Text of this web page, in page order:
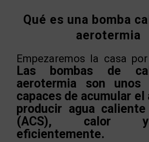
Qué es una bomba
aerotermia
Empezaremos la casa
Las bombas de
aerotermia son unos
capaces de acumular el
producir agua
(ACS), calor
eficientemente.